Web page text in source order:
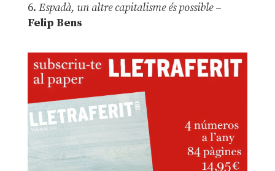
6. Espadà, un altre capitalisme és possible –
Felip Bens